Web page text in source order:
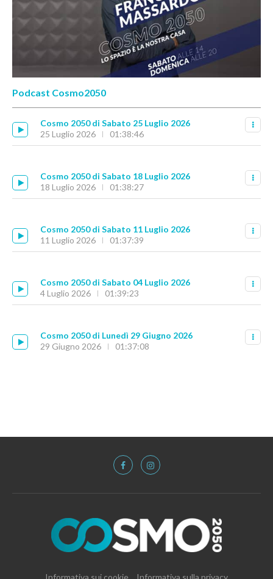
Podcast Cosmo2050
Cosmo 2050 di Sabato 25 Luglio 2026
25 Luglio 2026
01:38:46
Cosmo 2050 di Sabato 18 Luglio 2026
18 Luglio 2026
01:38:27
Cosmo 2050 di Sabato 11 Luglio 2026
11 Luglio 2026
01:37:39
Cosmo 2050 di Sabato 04 Luglio 2026
4 Luglio 2026
01:39:23
Cosmo 2050 di Lunedì 29 Giugno 2026
29 Giugno 2026
01:37:08